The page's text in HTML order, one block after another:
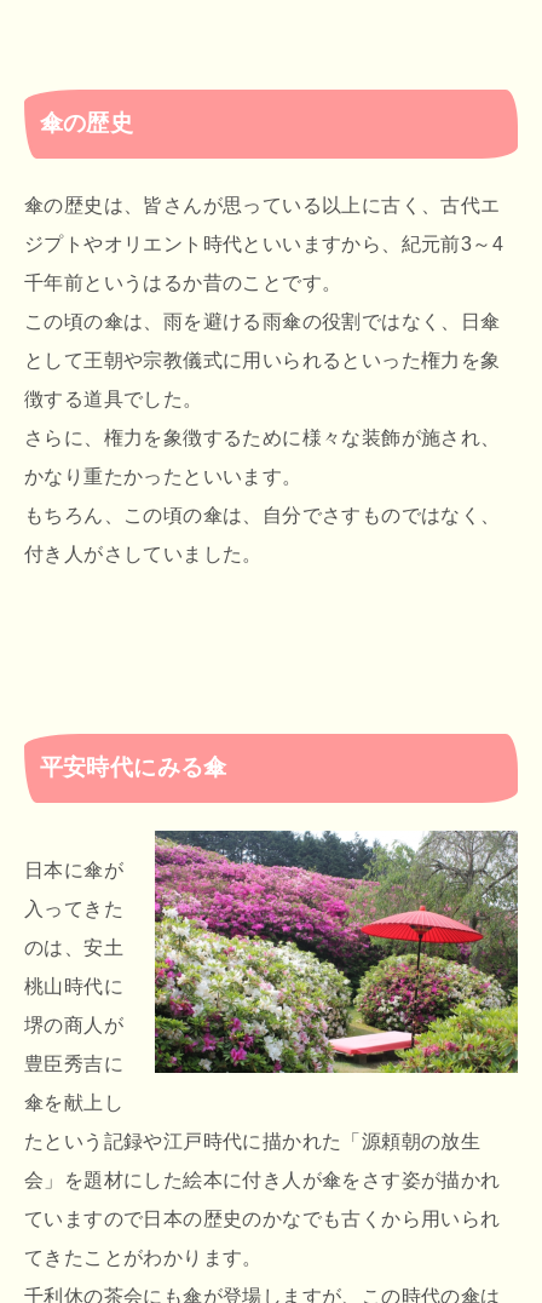
傘の歴史
傘の歴史は、皆さんが思っている以上に古く、古代エ
ジプトやオリエント時代といいますから、紀元前3～4
千年前というはるか昔のことです。
この頃の傘は、雨を避ける雨傘の役割ではなく、日傘
として王朝や宗教儀式に用いられるといった権力を象
徴する道具でした。
さらに、権力を象徴するために様々な装飾が施され、
かなり重たかったといいます。
もちろん、この頃の傘は、自分でさすものではなく、
付き人がさしていました。
平安時代にみる傘
日本に傘が
入ってきた
のは、安土
桃山時代に
堺の商人が
豊臣秀吉に
傘を献上し
たという記録や江戸時代に描かれた「源頼朝の放生
会」を題材にした絵本に付き人が傘をさす姿が描かれ
ていますので日本の歴史のかなでも古くから用いられ
てきたことがわかります。
千利休の茶会にも傘が登場しますが、この時代の傘は